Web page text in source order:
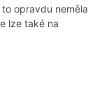
opravdu neměla
lze také na